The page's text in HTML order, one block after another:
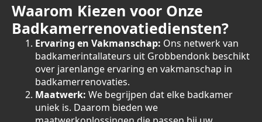
Waarom Kiezen voor Onze
Badkamerrenovatiediensten?
Ervaring en Vakmanschap: Ons netwerk van
badkamerintallateurs uit Grobbendonk beschikt
over jarenlange ervaring en vakmanschap in
badkamerrenovaties.
Maatwerk: We begrijpen dat elke badkamer
uniek is. Daarom bieden we